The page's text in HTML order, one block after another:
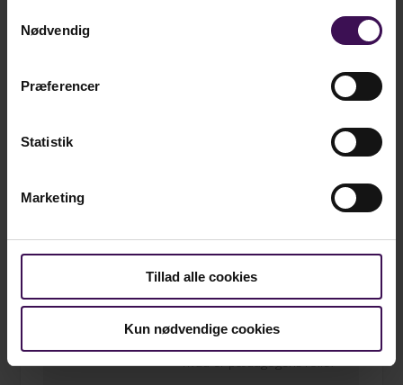
Nødvendig
Præferencer
Statistik
Marketing
Tillad alle cookies
Kun nødvendige cookies
14.00 –
legezoner
v. Louise Friis/Alice Darville
Hvordan kan pædagogisk
børns
deltagelsesmuligheder? Og
hvad er pædagogens rolle?